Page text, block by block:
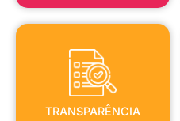
TRANSPARÊNCIA
TRANSPARÊNCIA